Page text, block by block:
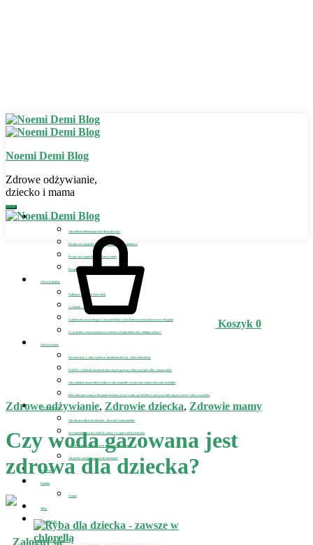
Noemi Demi Blog
Zdrowe odżywianie,
dziecko i mama
Zdrowe odżywianie
Jak jednym trikiem poprawić dietę dziecka?
Przepis na wegańskie bezglutenowe placuszki szpinakowe
Przepis na wegański bezglutenowy omlet
Przepis na wegańskie lody dla dziecka
Zdrowie kobiety
Najlepszy detoks na Nowy Rok
2 szklanki – sposób na detoks i odchudzanie
A gdyby tak zacząć biegać w Nowym Roku? czyli 10 nieoczywistych korzyści z biegania
O co chodzi z tym postem przerywanym czyli jak efektywnie schudnąć jedząc?
Zdrowie mamy
Koronawirus w ciąży i podczas karmienia piersią – dobre informacje
D-MER, czyli kiedy karmienie piersią przyprawia o depresję i jak sobie z nią poradzić
Jak schudnąć po porodzie i jednocześnie uzupełnić zwiększone zapotrzebowanie na białko
Polisa ubezpieczeniowa dla mamy karmiącej oraz w jaki sposób dieta i styl życia wpływają na wartość odżywczą mleka
Zdrowie dziecka
Jak zdrowo odżywiać dziecko – fizycznie i emocjonalnie
Szczepienia dzieci na covid-19, zobacz co sądzi o nich wirusolog
Najlepsze kuracje na pasożyty i jak wyleczyć astmę
Jak pomóc nastolatkowi z uzależnieniami?
Newsletter
Kontakt
O mnie
Sklep
Pole Zdrowia
Zaloguj się
Koszyk 0
Zdrowe odżywianie, Zdrowie dziecka, Zdrowie mamy
Czy woda gazowana jest
zdrowa dla dziecka?